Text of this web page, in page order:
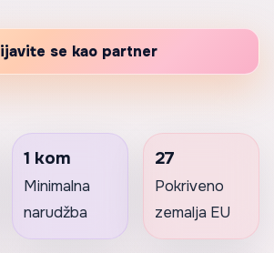
se kao partner
1 kom
Minimalna
narudžba
27
Pokriveno
zemalja EU